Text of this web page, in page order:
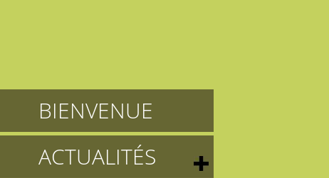
BIENVENUE
ACTUALITÉS